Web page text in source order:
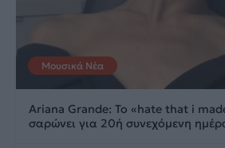
Μουσικά Νέα
Ariana Grande: Το «hate that i
σαρώνει για 20ή συνεχόμενη